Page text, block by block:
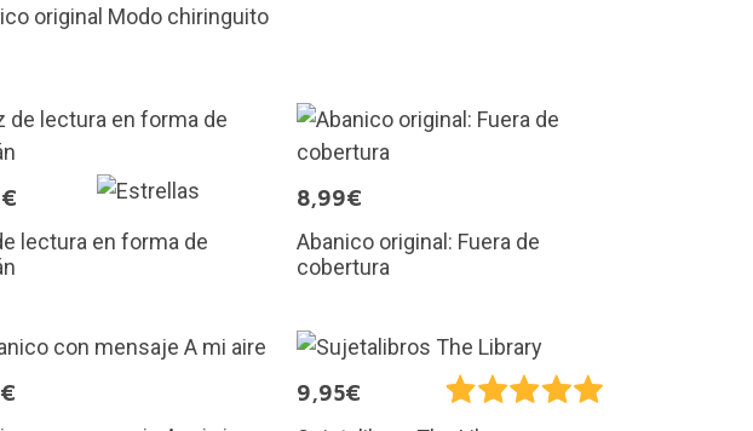
original Modo chiringuito
lectura en forma de
8,99€
Abanico original: Fuera de
cobertura
9,95€